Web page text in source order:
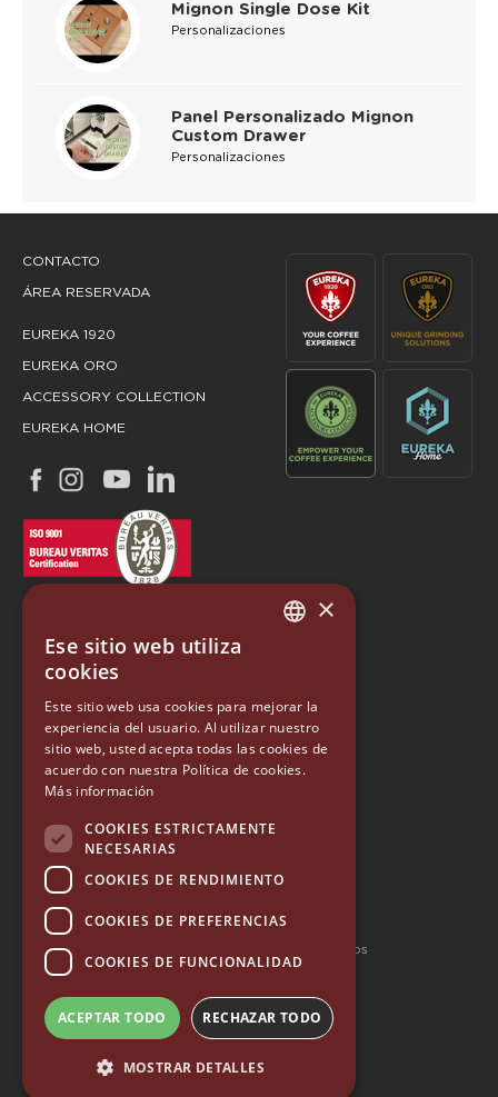
Mignon Single Dose Kit
Personalizaciones
Panel Personalizado Mignon
Custom Drawer
Personalizaciones
CONTACTO
ÁREA RESERVADA
EUREKA 1920
EUREKA ORO
ACCESSORY COLLECTION
EUREKA HOME
EUREKA
Conti Valerio S.r.l.
Via Luigi Longo 39/41
50019, Sesto Fiorentino (FI) - ITALY
Fax +39 055 4200010
P. Iva 03094860487
© 2026 EUREKA • todos los derechos reservados
Whistleblowing
Accesibilidad
Política de privacidad
Carta de Valores
Términos y condiciones – Garantía de 10 años
GERMAN
SPANISH
×
Ese sitio web utiliza
cookies
Este sitio web usa cookies para mejorar la
experiencia del usuario. Al utilizar nuestro
sitio web, usted acepta todas las cookies de
acuerdo con nuestra Política de cookies.
Más información
COOKIES ESTRICTAMENTE
NECESARIAS
COOKIES DE RENDIMIENTO
COOKIES DE PREFERENCIAS
COOKIES DE FUNCIONALIDAD
ACEPTAR TODO RECHAZAR TODO
MOSTRAR DETALLES